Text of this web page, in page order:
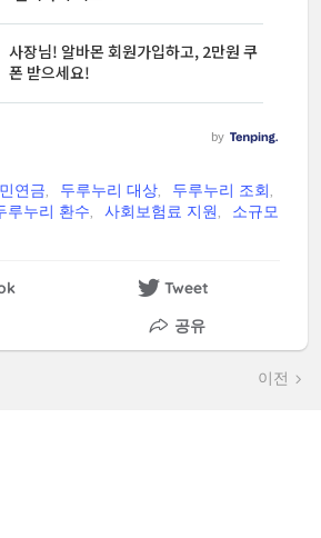
연금 두루누리 대상
두루누리 조회
루누리 환수 사회보험료 지원
소규모
Tweet
공유
이전